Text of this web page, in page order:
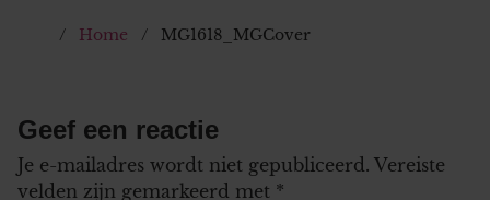
Home MG1618_MGCover
Geef een reactie
Je e-mailadres wordt niet gepubliceerd. Vereiste
velden zijn gemarkeerd met *